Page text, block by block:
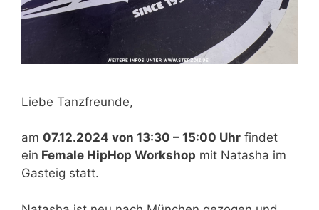
Liebe Tanzfreunde,
am 07.12.2024 von 13:30 – 15:00 Uhr findet
ein Female HipHop Workshop mit Natasha im
Gasteig statt.